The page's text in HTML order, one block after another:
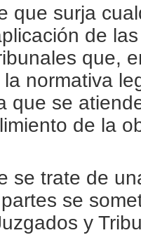
que surja
de
que,
normativa
que se
de la
se trate de
se
y